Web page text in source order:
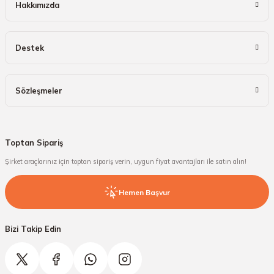
Hakkımızda
Destek
Sözleşmeler
Toptan Sipariş
Şirket araçlarınız için toptan sipariş verin, uygun fiyat avantajları ile satın alın!
Hemen Başvur
Bizi Takip Edin